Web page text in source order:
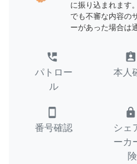
に振り込まれます
でも不審な内容の
ーがあった場合は
perm_phone_msg
パトロー
ル
assignment_ind
本人
smartphone
番号確認
lock
シェ
ーカ
険